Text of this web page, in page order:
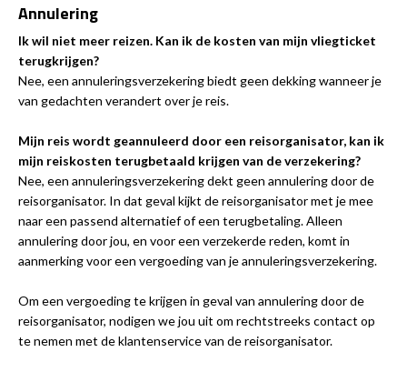
Annulering
Ik wil niet meer reizen. Kan ik de kosten van mijn vliegticket
terugkrijgen?
Nee, een annuleringsverzekering biedt geen dekking wanneer je
van gedachten verandert over je reis.
Mijn reis wordt geannuleerd door een reisorganisator, kan ik
mijn reiskosten terugbetaald krijgen van de verzekering?
Nee, een annuleringsverzekering dekt geen annulering door de
reisorganisator. In dat geval kijkt de reisorganisator met je mee
naar een passend alternatief of een terugbetaling. Alleen
annulering door jou, en voor een verzekerde reden, komt in
aanmerking voor een vergoeding van je annuleringsverzekering.
Om een vergoeding te krijgen in geval van annulering door de
reisorganisator, nodigen we jou uit om rechtstreeks contact op
te nemen met de klantenservice van de reisorganisator.